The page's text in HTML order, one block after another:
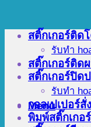
Menu
สติ๊กเกอร์ติด
รับทำ
สติ๊กเกอร์ติด
สติ๊กเกอร์ปิด
รับทำ
วอลเปเปอร์
พิมพ์สติ๊กเกอ